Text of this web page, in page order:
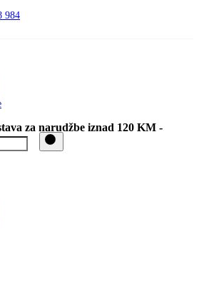
984
za narudžbe iznad 120 KM -